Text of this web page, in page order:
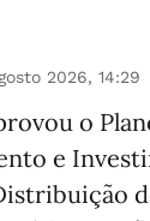
2026, 14:29
o
e